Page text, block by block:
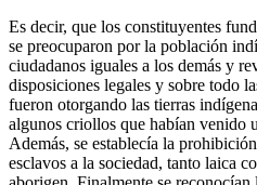
Es decir, que los constituyentes
se preocuparon por la población
ciudadanos iguales a los demás y
disposiciones legales y sobre todo
fueron otorgando las tierras
algunos criollos que habían venido
Además, se establecía la
esclavos a la sociedad, tanto laica